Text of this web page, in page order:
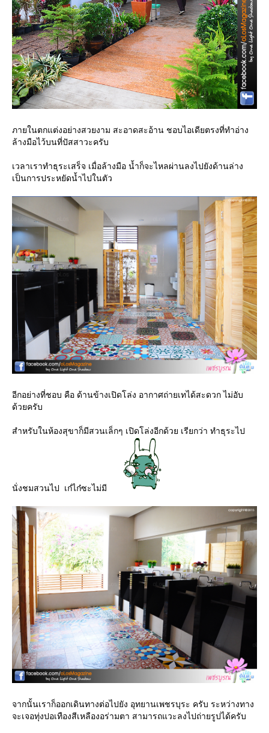
ภายในตกแต่งอย่างสวยงาม สะอาดสะอ้าน ชอบไอเดียตรงที่ทำอ่าง
ล้างมือไว้บนที่ปัสสาวะครับ
เวลาเราทำธุระเสร็จ เมื่อล้างมือ น้ำก็จะไหลผ่านลงไปยังด้านล่าง
เป็นการประหยัดน้ำไปในตัว
อีกอย่างที่ชอบ คือ ด้านข้างเปิดโล่ง อากาศถ่ายเทได้สะดวก ไม่อับ
ด้วยครับ
สำหรับในห้องสุขาก็มีสวนเล็กๆ เปิดโล่งอีกด้วย เรียกว่า ทำธุระไป
นั่งชมสวนไป เก๋ไก๋ซะไม่มี
จากนั้นเราก็ออกเดินทางต่อไปยัง อุทยานเพชรบุระ ครับ ระหว่างทาง
จะเจอทุ่งปอเทืองสีเหลืองอร่ามตา สามารถแวะลงไปถ่ายรูปได้ครับ